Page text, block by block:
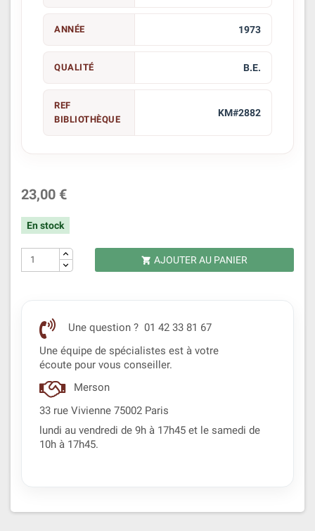
ANNÉE 1973
QUALITÉ B.E.
REF
BIBLIOTHÈQUE
KM#2882
23,00 €
En stock
 AJOUTER AU PANIER
Une question ? 01 42 33 81 67
Une équipe de spécialistes est à votre
écoute pour vous conseiller.
Merson
33 rue Vivienne 75002 Paris
lundi au vendredi de 9h à 17h45 et le samedi de
10h à 17h45.